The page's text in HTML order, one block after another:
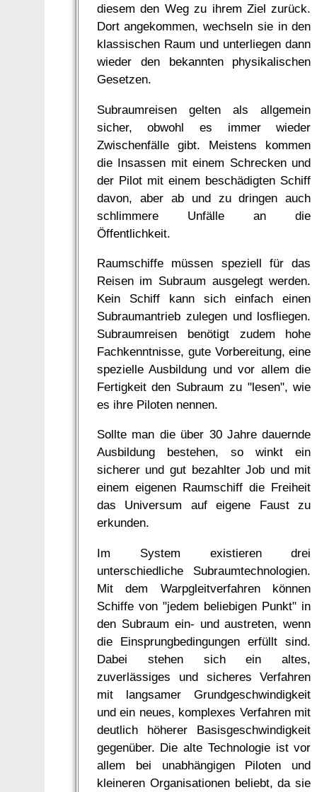
diesem den Weg zu ihrem Ziel zurück.
Dort angekommen, wechseln sie in den
klassischen Raum und unterliegen dann
wieder den bekannten physikalischen
Gesetzen.
Subraumreisen gelten als allgemein
sicher, obwohl es immer wieder
Zwischenfälle gibt. Meistens kommen
die Insassen mit einem Schrecken und
der Pilot mit einem beschädigten Schiff
davon, aber ab und zu dringen auch
schlimmere Unfälle an die
Öffentlichkeit.
Raumschiffe müssen speziell für das
Reisen im Subraum ausgelegt werden.
Kein Schiff kann sich einfach einen
Subraumantrieb zulegen und losfliegen.
Subraumreisen benötigt zudem hohe
Fachkenntnisse, gute Vorbereitung, eine
spezielle Ausbildung und vor allem die
Fertigkeit den Subraum zu "lesen", wie
es ihre Piloten nennen.
Sollte man die über 30 Jahre dauernde
Ausbildung bestehen, so winkt ein
sicherer und gut bezahlter Job und mit
einem eigenen Raumschiff die Freiheit
das Universum auf eigene Faust zu
erkunden.
Im System existieren drei
unterschiedliche Subraumtechnologien.
Mit dem Warpgleitverfahren können
Schiffe von "jedem beliebigen Punkt" in
den Subraum ein- und austreten, wenn
die Einsprungbedingungen erfüllt sind.
Dabei stehen sich ein altes,
zuverlässiges und sicheres Verfahren
mit langsamer Grundgeschwindigkeit
und ein neues, komplexes Verfahren mit
deutlich höherer Basisgeschwindigkeit
gegenüber. Die alte Technologie ist vor
allem bei unabhängigen Piloten und
kleineren Organisationen beliebt, da sie